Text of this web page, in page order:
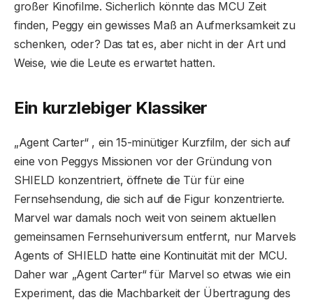
großer Kinofilme. Sicherlich könnte das MCU Zeit
finden, Peggy ein gewisses Maß an Aufmerksamkeit zu
schenken, oder? Das tat es, aber nicht in der Art und
Weise, wie die Leute es erwartet hatten.
Ein kurzlebiger Klassiker
„Agent Carter“ , ein 15-minütiger Kurzfilm, der sich auf
eine von Peggys Missionen vor der Gründung von
SHIELD konzentriert, öffnete die Tür für eine
Fernsehsendung, die sich auf die Figur konzentrierte.
Marvel war damals noch weit von seinem aktuellen
gemeinsamen Fernsehuniversum entfernt, nur Marvels
Agents of SHIELD hatte eine Kontinuität mit der MCU.
Daher war „Agent Carter“ für Marvel so etwas wie ein
Experiment, das die Machbarkeit der Übertragung des